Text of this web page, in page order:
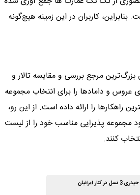
بنابراین، کاربران در این زمینه هیچ‌گونه
بزرگ‌ترین مرجع بررسی و مقایسه تالار و
عروس و دامادها را برای انتخاب مجموعه
راهکارها را ارائه داده است. از این ‌رو،
مجموعه پذیرایی مناسب خود را از لیست
کنند.
کنار ایرانیان